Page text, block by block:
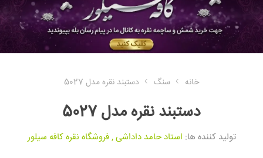
خانه سنگ دستبند نقره مدل 5027
دستبند نقره مدل 5027
تولید کننده ها: استاد حامد داداشی,فروشگاه نقره کافه سیلور